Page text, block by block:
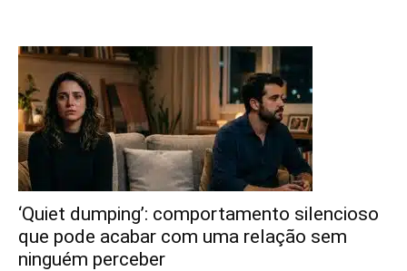
‘Quiet dumping’: comportamento silencioso
que pode acabar com uma relação sem
ninguém perceber